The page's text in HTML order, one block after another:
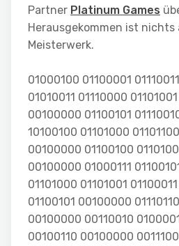
Partner Platinum Games
Herausgekommen ist nichts
Meisterwerk.
01000100 01100001
01010011 01110000
00100000 01100101
10100100 01101000
00100000 01100100
00100000 01000111
01101000 01101001
01100101 00100000 01110110
00100000 00110010
00100110 00100000